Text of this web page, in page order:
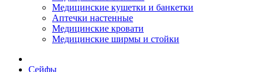
Медицинские кушетки и банкетки
Аптечки настенные
Медицинские кровати
Медицинские ширмы и стойки
Сейфы